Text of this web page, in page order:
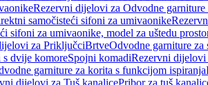
Rezervni dijelovi za Odvodne
samočisteći sifoni za umivaonike
sifoni za umivaonike, model za uštedu
za PriključciBrtveOdvodne garniture za
dvije komoreSpojni komadiRezervni
garniture za korita s funkcijom ispiranja
dijelovi za Tuš kanalicePribor za tuš